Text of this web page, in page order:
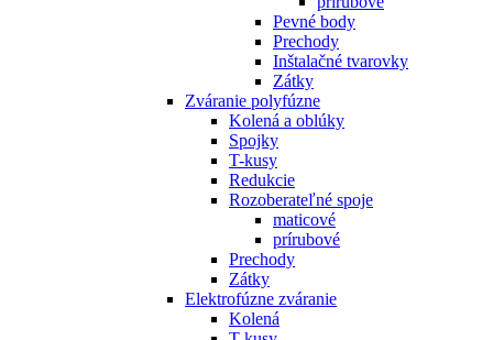
Pevné body
Prechody
Inštalačné tvarovky
Zátky
Zváranie polyfúzne
Kolená a oblúky
Spojky
T-kusy
Redukcie
Rozoberateľné spoje
maticové
prírubové
Prechody
Zátky
Elektrofúzne zváranie
Kolená